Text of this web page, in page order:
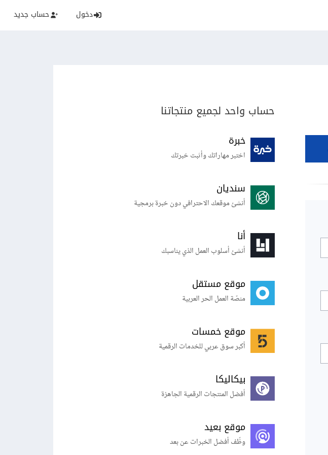
دخول حساب جديد
حساب واحد لجميع منتجاتنا
خبرة
اختبر مهاراتك وأثبت خبرتك
سنديان
أنشئ موقعك الاحترافي دون خبرة برمجية
أنا
أنشئ أسلوب العمل الذي يناسبك
موقع مستقل
منصّة العمل الحر العربية
موقع خمسات
أكبر سوق عربي للخدمات الرقمية
بيكاليكا
أفضل المنتجات الرقمية الجاهزة
موقع بعيد
وظّف أفضل الخبرات عن بعد